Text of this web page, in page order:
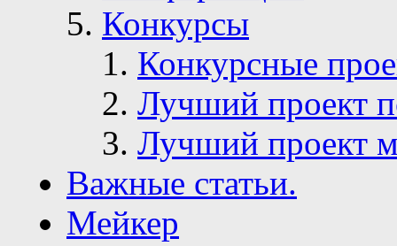
Конкурсы
Конкурсные
Лучший проект
Лучший проект
Важные статьи.
Мейкер